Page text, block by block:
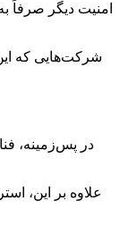
امنیت دیگر صرفاً
شرکت‌هایی که
در پس‌زمینه،
علاوه بر این،